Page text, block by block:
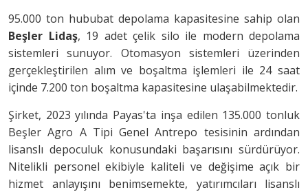
95.000 ton hububat depolama kapasitesine sahip olan
Beşler Lidaş, 19 adet çelik silo ile modern depolama
sistemleri sunuyor. Otomasyon sistemleri üzerinden
gerçekleştirilen alım ve boşaltma işlemleri ile 24 saat
içinde 7.200 ton boşaltma kapasitesine ulaşabilmektedir.
Şirket, 2023 yılında Payas'ta inşa edilen 135.000 tonluk
Beşler Agro A Tipi Genel Antrepo tesisinin ardından
lisanslı depoculuk konusundaki başarısını sürdürüyor.
Nitelikli personel ekibiyle kaliteli ve değişime açık bir
hizmet anlayışını benimsemekte, yatırımcıları lisanslı